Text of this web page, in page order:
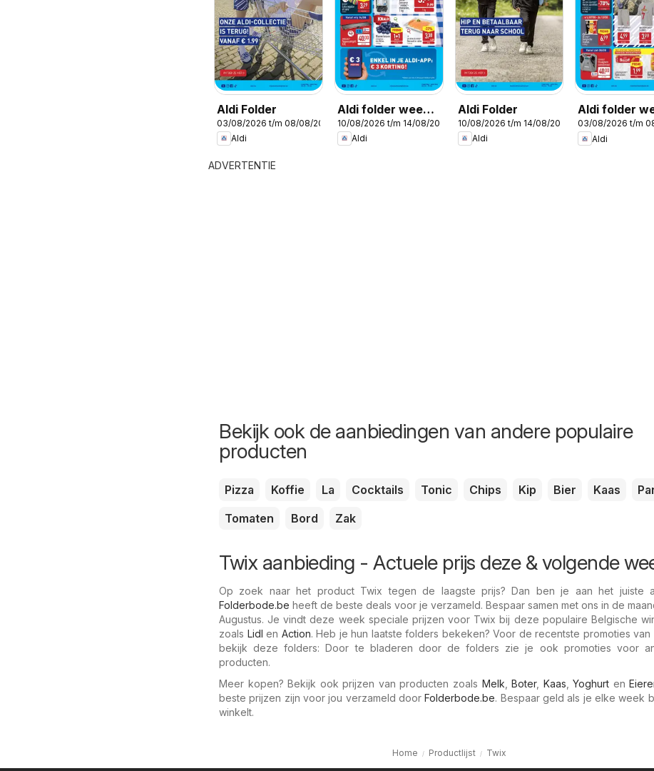
Aldi Folder
03/08/2026 t/m 08/08/2026
Aldi
Aldi folder week
33
10/08/2026 t/m 14/08/2026
Aldi
Aldi Folder
10/08/2026 t/m 14/08/2026
Aldi
Aldi folder
32
03/08/2026 t/m
Aldi
ADVERTENTIE
Bekijk ook de aanbiedingen van andere populaire
producten
Pizza Koffie La Cocktails Tonic Chips Kip Bier Kaas
Tomaten
Bord Zak
Twix aanbieding - Actuele prijs deze & volgende
Op zoek naar het product Twix tegen de laagste prijs? Dan ben je aan het juiste
Folderbode.be heeft de beste deals voor je verzameld. Bespaar samen met ons in de
Augustus. Je vindt deze week speciale prijzen voor Twix bij deze populaire Belgische
zoals Lidl en Action. Heb je hun laatste folders bekeken? Voor de recentste promoties van
bekijk deze folders: Door te bladeren door de folders zie je ook promoties voor
producten.
Meer kopen? Bekijk ook prijzen van producten zoals Melk,Boter, Kaas,Yoghurt en
beste prijzen zijn voor jou verzameld doorFolderbode.be. Bespaar geld als je elke week
winkelt.
Home Productlijst Twix